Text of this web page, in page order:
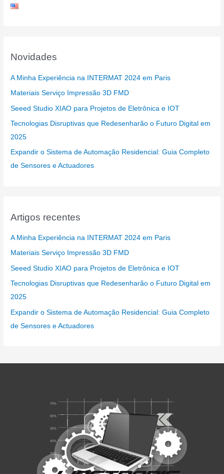
Novidades
A Minha Experiência na INTERMAT 2024 em Paris
Materiais Serviço Impressão 3D FMD
Seeed Studio XIAO para Projetos de Eletrônica e IOT
Tecnologias Disruptivas que Redesenharão o Futuro Digital em
2025
Expandir o Sistema de Automação Residencial: Guia Completo
de Sensores e Actuadores
Artigos recentes
A Minha Experiência na INTERMAT 2024 em Paris
Materiais Serviço Impressão 3D FMD
Seeed Studio XIAO para Projetos de Eletrônica e IOT
Tecnologias Disruptivas que Redesenharão o Futuro Digital em
2025
Expandir o Sistema de Automação Residencial: Guia Completo
de Sensores e Actuadores